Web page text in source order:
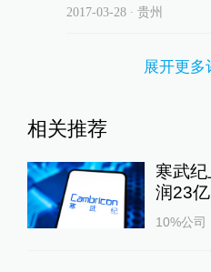
2017-03-28∙ 贵州
展开更多
相关推荐
寒武
润23
10%公司